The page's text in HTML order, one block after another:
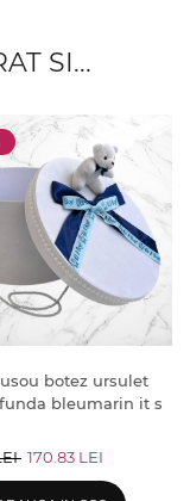
SI...
botez ursulet
bleumarin it s
170.83 LEI